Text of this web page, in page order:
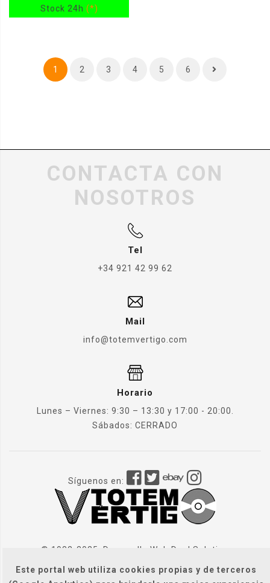
Este portal web utiliza cookies propias y de terceros
Stock 24h (*)
1 2 3 4 5 6
CONTACTA CON
NOSOTROS
Tel
+34 921 42 99 62
Mail
info@totemvertigo.com
Horario
Lunes – Viernes: 9:30 – 13:30 y 17:00 - 20:00.
Sábados: CERRADO
Síguenos en:
© 1982-2025. Desarrollo Web Dual Solution